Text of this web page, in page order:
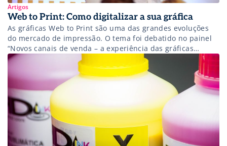
Artigos
Web to Print: Como digitalizar a sua gráfica
As gráficas Web to Print são uma das grandes evoluções
do mercado de impressão. O tema foi debatido no painel
“Novos canais de venda – a experiência das gráficas
online”, durante o Fórum Serigrafia SIGN FutureTEXTIL.
Ministrado por Rodrigo Venturini, do Sebrae, Stefano
Majocco, da Printi, e Martilio Bueno, da Print One, a
palestra trouxe […]